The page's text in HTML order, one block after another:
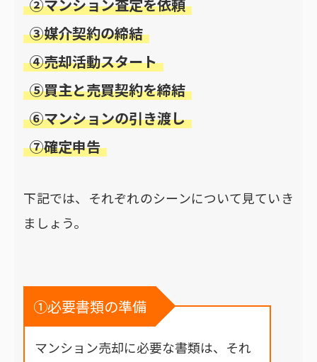
②マンション査定を依頼
③媒介契約の締結
④売却活動スタート
⑤買主と売買契約を締結
⑥マンションの引き渡し
⑦確定申告
下記では、それぞれのシーンについて見ていき
ましょう。
①必要書類の準備
マンション売却に必要な書類は、それ